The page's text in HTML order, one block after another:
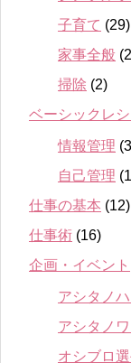
子育て (29)
家事全般
掃除 (2)
ベーシックレ
情報管理
自己管理
仕事の基本 (12)
仕事術 (16)
企画・イベント
アシタノ
アシタノ
オシブロ